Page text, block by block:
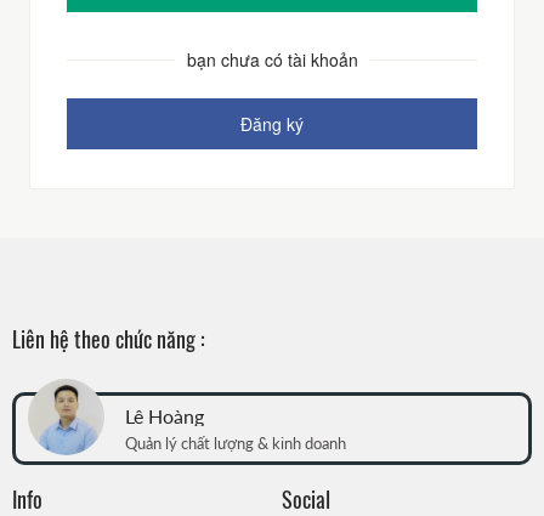
bạn chưa có tài khoản
Đăng ký
Liên hệ theo chức năng :
Lê Hoàng
Quản lý chất lượng & kinh doanh
Info Social